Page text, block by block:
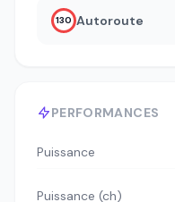
PERFORMANCES
Puissance
Puissance (ch)
130 Autoroute